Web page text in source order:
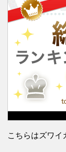
こちらはズワイ